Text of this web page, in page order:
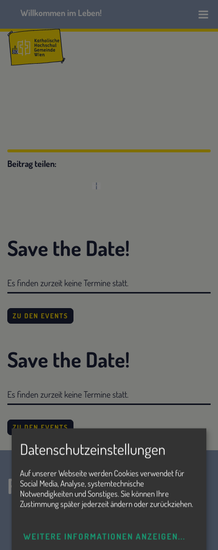
Beitrag teilen:
Save the Date!
Es finden zurzeit keine Termine statt.
ZU DEN EVENTS
Save the Date!
Es finden zurzeit keine Termine statt.
ZU DEN EVENTS
Folge uns!
Datenschutzeinstellungen
Auf unserer Webseite werden Cookies verwendet für
Social Media, Analyse, systemtechnische
Notwendigkeiten und Sonstiges. Sie können Ihre
Zustimmung später jederzeit ändern oder zurückziehen.
WEITERE INFORMATIONEN ANZEIGEN...